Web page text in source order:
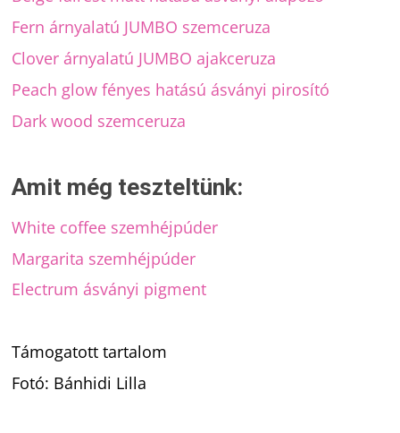
Fern árnyalatú JUMBO szemceruza
Clover árnyalatú JUMBO ajakceruza
Peach glow fényes hatású ásványi pirosító
Dark wood szemceruza
Amit még teszteltünk:
White coffee szemhéjpúder
Margarita szemhéjpúder
Electrum ásványi pigment
Támogatott tartalom
Fotó: Bánhidi Lilla